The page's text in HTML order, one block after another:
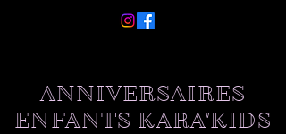
ANNIVERSAIRES
ENFANTS KARA'KIDS